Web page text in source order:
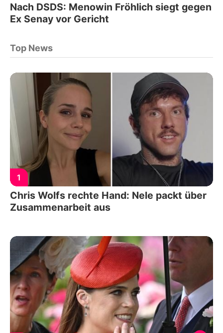
Nach DSDS: Menowin Fröhlich siegt gegen
Ex Senay vor Gericht
Top News
1
Chris Wolfs rechte Hand: Nele packt über
Zusammenarbeit aus